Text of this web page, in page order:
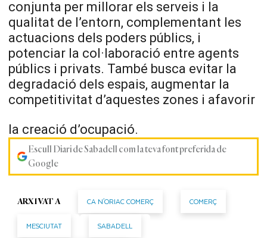
conjunta per millorar els serveis i la
qualitat de l’entorn, complementant les
actuacions dels poders públics, i
potenciar la col·laboració entre agents
públics i privats. També busca evitar la
degradació dels espais, augmentar la
competitivitat d’aquestes zones i afavorir
la creació d’ocupació.
Escull Diari de Sabadell com la teva font preferida de
Google
ARXIVAT A CA N'ORIAC COMERÇ COMERÇ
MESCIUTAT SABADELL